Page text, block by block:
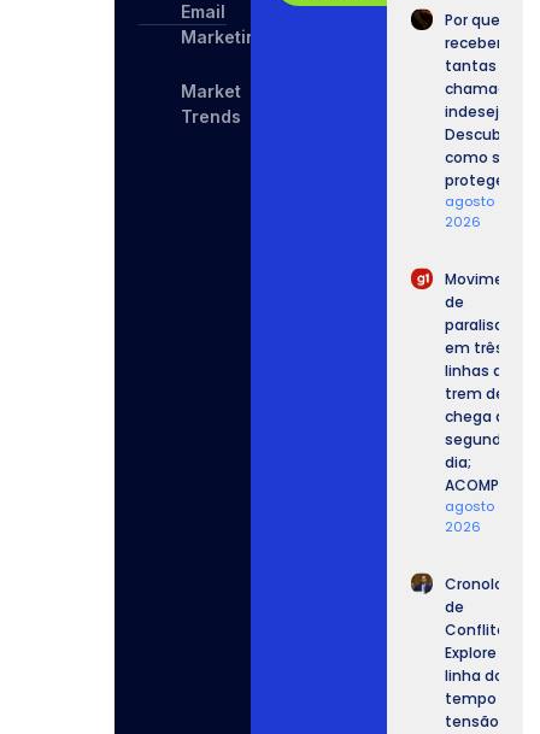
Email
Marketing
Market
Trends
Por que
recebemos
tantas
chamadas
Descubra
como se
proteger.
agosto 6,
2026
Movimento
de
paralisação
em três
linhas de
trem de SP
chega ao
segundo
dia;
ACOMPANHE.
agosto 6,
2026
Cronologia
de
Conflitos:
Explore a
linha do
tempo da
tensão